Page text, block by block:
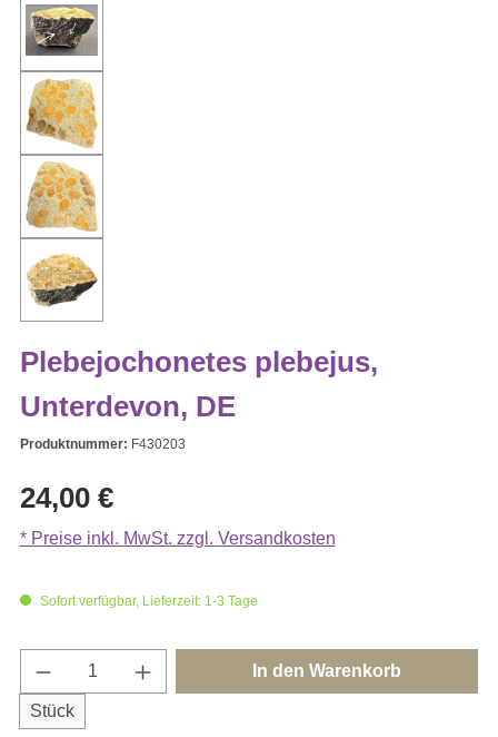
Plebejochonetes plebejus,
Unterdevon, DE
Produktnummer: F430203
Regulärer Preis:
24,00 €
* Preise inkl. MwSt. zzgl. Versandkosten
Sofort verfügbar, Lieferzeit: 1-3 Tage
Produkt Anzahl: Gib den gewünschten
Stück
In den Warenkorb